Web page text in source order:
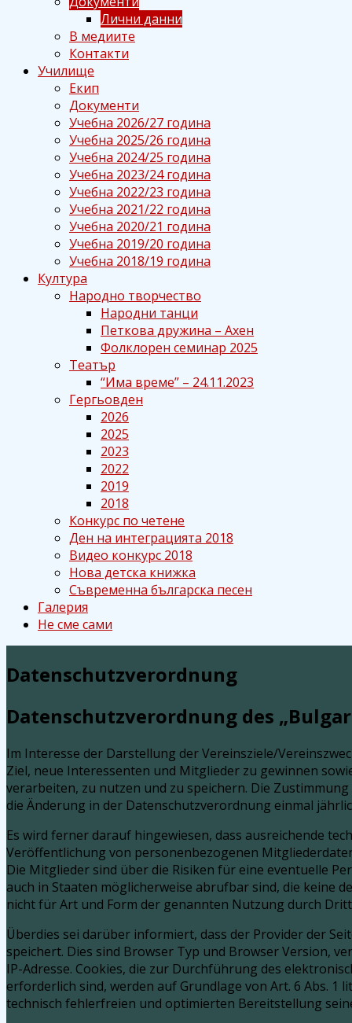
Лични данни
В медиите
Контакти
Училище
Екип
Документи
Учебна 2026/27 година
Учебна 2025/26 година
Учебна 2024/25 година
Учебна 2023/24 година
Учебна 2022/23 година
Учебна 2021/22 година
Учебна 2020/21 година
Учебна 2019/20 година
Учебна 2018/19 година
Култура
Народно творчество
Народни танци
Петкова дружина – Ахен
Фолклорен семинар 2025
Театър
“Има време” – 24.11.2023
Гергьовден
2026
2025
2023
2022
2019
2018
Конкурс по четене
Ден на интеграцията 2018
Видео конкурс 2018
Нова детска книжка
Съвременна българска песен
Галерия
Не сме сами
Datenschutzverordnung
Datenschutzverordnung des
Im Interesse der Darstellung der Vereinsziele/
Ziel, neue Interessenten und Mitglieder zu gewinnen
verarbeiten, zu nutzen und zu speichern. Die
die Änderung in der Datenschutzverordnung einmal
Es wird ferner darauf hingewiesen, dass ausreichende
Veröffentlichung von personenbezogenen
Die Mitglieder sind über die Risiken für eine eventuelle
auch in Staaten möglicherweise abrufbar sind, die keine
nicht für Art und Form der genannten Nutzung durch
Überdies sei darüber informiert, dass der Provider der
speichert. Dies sind Browser Typ und Browser Version,
IP-Adresse. Cookies, die zur Durchführung des
erforderlich sind, werden auf Grundlage von Art. 6 Abs. 1
technisch fehlerfreien und optimierten Bereitstellung